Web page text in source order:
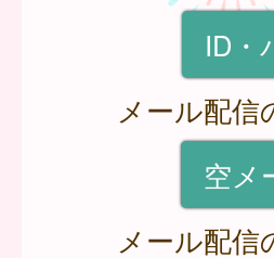
ID・
メール配
空メ
メール配